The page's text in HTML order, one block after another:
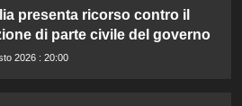
presenta ricorso contro il
di parte civile del governo
2026 : 20:00